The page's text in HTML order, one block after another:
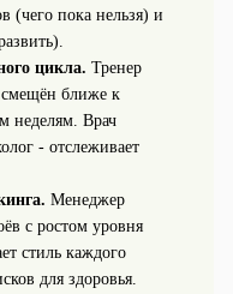
(чего пока нельзя) и
цикла. Тренер
ближе к
неделям. Врач
- отслеживает
Менеджер
с ростом уровня
стиль каждого
для здоровья.